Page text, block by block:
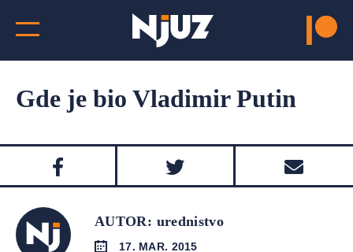
Gde je bio Vladimir Putin
AUTOR: urednistvo
17. MAR. 2015